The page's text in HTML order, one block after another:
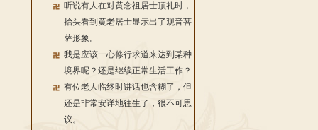
听说有人在对黄念祖居士顶礼时，
抬头看到黄老居士显示出了观音菩
萨形象。
我是应该一心修行求道来达到某种
境界呢？还是继续正常生活工作？
有位老人临终时讲话也含糊了，但
还是非常安详地往生了，很不可思
议。